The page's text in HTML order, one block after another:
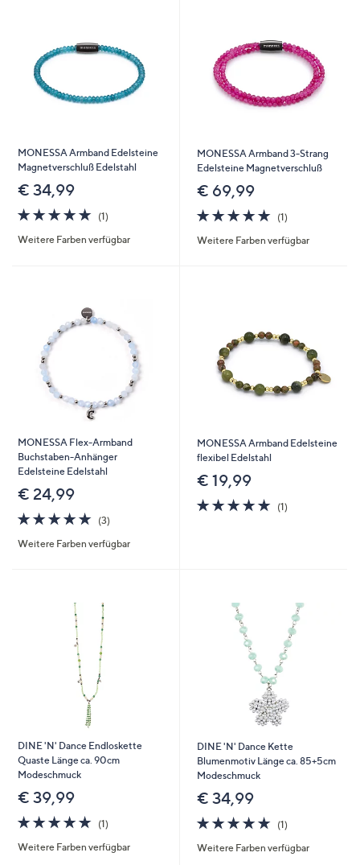
MONESSA Armband Edelsteine
Magnetverschluß Edelstahl
€ 34,99
5.0
von
5
(1)1
Weitere Farben verfügbar
MONESSA Armband 3-Strang
Edelsteine Magnetverschluß
€ 69,99
5.0
von
5
(1)1
Weitere Farben verfügbar
MONESSA Flex-Armband
Buchstaben-Anhänger
Edelsteine Edelstahl
€ 24,99
5.0
von
5
(3)3
Weitere Farben verfügbar
MONESSA Armband Edelsteine
flexibel Edelstahl
€ 19,99
5.0
von
(1)1
DINE 'N' Dance Endloskette
Quaste Länge ca. 90cm
Modeschmuck
€ 39,99
5.0
von
5
(1)1
Weitere Farben verfügbar
DINE 'N' Dance Kette
Blumenmotiv Länge ca. 85+5cm
Modeschmuck
€ 34,99
5.0
von
5
(1)1
Weitere Farben verfügbar